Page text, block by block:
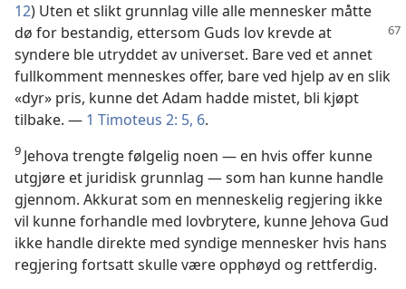
12) Uten et slikt grunnlag ville alle mennesker måtte
dø for bestandig, ettersom Guds lov krevde at
syndere ble utryddet av universet. Bare ved et annet
fullkomment menneskes offer, bare ved hjelp av en slik
«dyr» pris, kunne det Adam hadde mistet, bli kjøpt
tilbake. — 1 Timoteus 2: 5, 6.
9 Jehova trengte følgelig noen — en hvis offer kunne
utgjøre et juridisk grunnlag — som han kunne handle
gjennom. Akkurat som en menneskelig regjering ikke
vil kunne forhandle med lovbrytere, kunne Jehova Gud
ikke handle direkte med syndige mennesker hvis hans
regjering fortsatt skulle være opphøyd og rettferdig.